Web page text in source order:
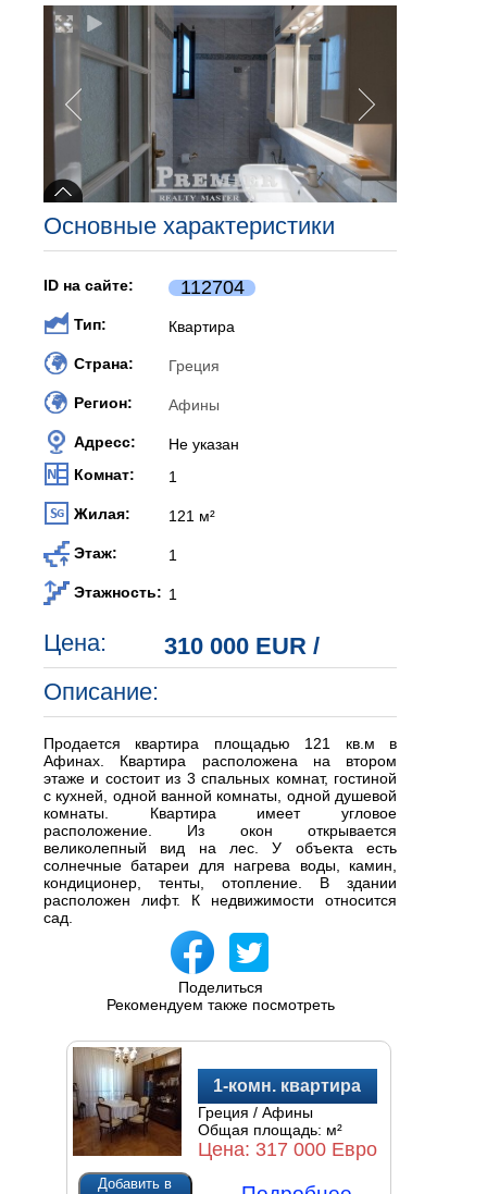
Основные характеристики
ID на сайте: 112704
Тип: Квартира
Страна: Греция
Регион: Афины
Адресс:
Не указан
Комнат:
1
Жилая: 121 м²
Этаж: 1
Этажность: 1
Цена: 310 000 EUR /
Описание:
Продается квартира площадью 121 кв.м в
Афинах. Квартира расположена на втором
этаже и состоит из 3 спальных комнат, гостиной
с кухней, одной ванной комнаты, одной душевой
комнаты. Квартира имеет угловое
расположение. Из окон открывается
великолепный вид на лес. У объекта есть
солнечные батареи для нагрева воды, камин,
кондиционер, тенты, отопление. В здании
расположен лифт. К недвижимости относится
сад.
Поделиться
Рекомендуем также посмотреть
1-комн. квартира
Греция / Афины
Общая площадь: м²
Цена: 317 000 Евро
Добавить в